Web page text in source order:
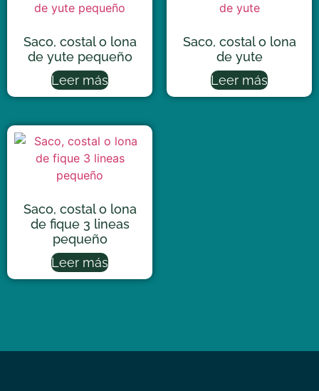
Saco, costal o lona
de yute pequeño
Leer más
Saco, costal o lona
de yute
Leer más
Saco, costal o lona
de fique 3 lineas
pequeño
Leer más